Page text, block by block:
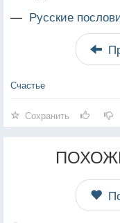
— Русские
Счастье
Сохранить